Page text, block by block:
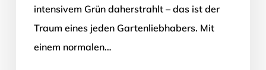
intensivem Grün daherstrahlt – das ist der
Traum eines jeden Gartenliebhabers. Mit
einem normalen…